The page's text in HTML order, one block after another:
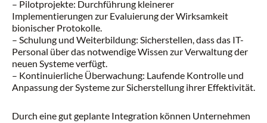
– Pilotprojekte: Durchführung kleinerer
Implementierungen zur Evaluierung der Wirksamkeit
bionischer Protokolle.
– Schulung und Weiterbildung: Sicherstellen, dass das IT-
Personal über das notwendige Wissen zur Verwaltung der
neuen Systeme verfügt.
– Kontinuierliche Überwachung: Laufende Kontrolle und
Anpassung der Systeme zur Sicherstellung ihrer Effektivität.
Durch eine gut geplante Integration können Unternehmen